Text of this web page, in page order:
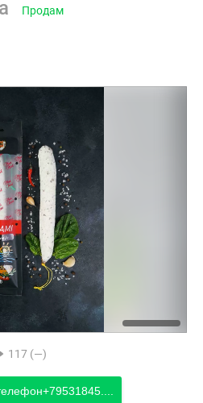
Продам
117 (—)
+79531845....